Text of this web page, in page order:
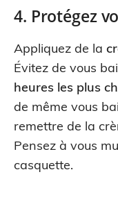
4. Protégez
Appliquez de la
Évitez de vous
heures les plus
de même vous
remettre de la
Pensez à vous
casquette.